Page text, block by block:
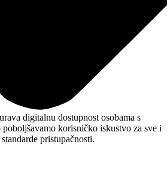
digitalnu dostupnost osobama s
korisničko iskustvo za sve i
pristupačnosti.